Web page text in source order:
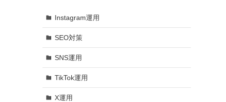
Instagram運用
SEO対策
SNS運用
TikTok運用
X運用